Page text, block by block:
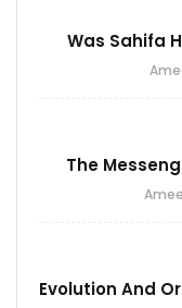
Was Sahifa
The
Evolution And